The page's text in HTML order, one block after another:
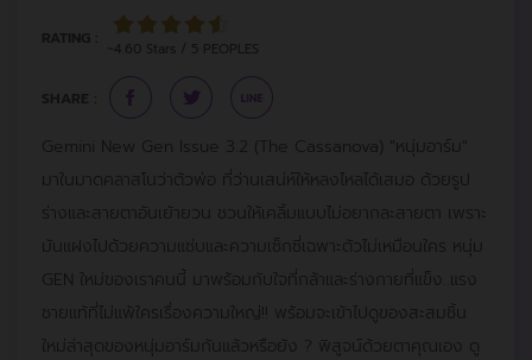
RATING :
~4.60 Stars / 5 PEOPLES
SHARE :
Gemini New Gen Issue 3.2 (The Cassanova) "หนุ่มอาร์ม"
มาในมาดคลาสโนว่าตัวพ่อ ที่ว่านเสน่ห์ให้หลงไหลได้เสมอ ด้วยรูป
ร่างและสายตาอันเย้ายวน ชวนให้เคลิ้มแบบไม่อยากละสายตา เพราะ
มันแฝงไปด้วยความแซ่บและความเซ็กซี่เฉพาะตัวไม่เหมือนใคร หนุ่ม
GEN ใหม่ของเราคนนี้ มาพร้อมกับใจที่กล้าและร่างกายที่แข็ง..แรง
ชายแท้ที่ไม่แพ้ใครเรื่องความใหญ่!! พร้อมจะเข้าไปดูของสะสมชิ้น
ใหม่ล่าสุดของหนุ่มอาร์มกันแล้วหรือยัง ? พิสูจน์ด้วยตาคุณเอง ดู